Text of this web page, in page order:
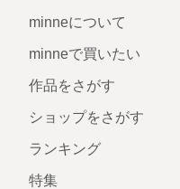
minneについて
minneで買いたい
作品をさがす
ショップをさがす
ランキング
特集